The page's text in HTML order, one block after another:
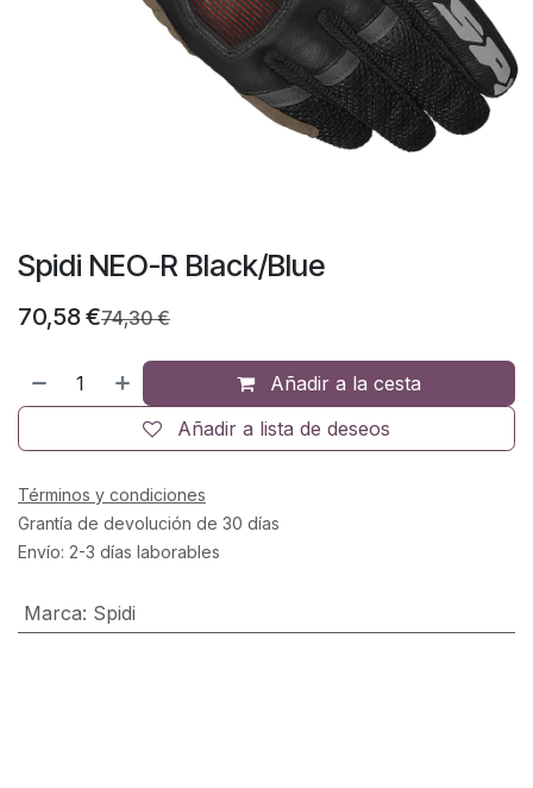
Spidi NEO-R Black/Blue
70,58€74,30€
Añadir a la cesta
Añadir a lista de deseos
Términos y condiciones
Grantía de devolución de 30 días
Envío: 2-3 días laborables
Marca: Spidi